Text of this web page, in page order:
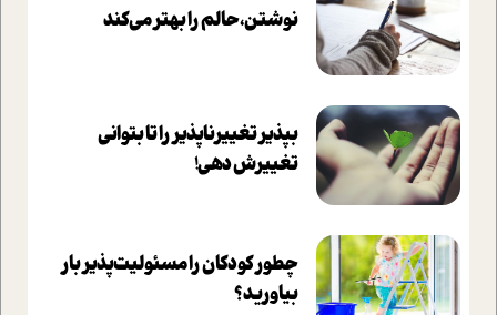
نوشتن، حالم را بهتر می‌کند
بپذير تغييرناپذير را تا بتواني
تغييرش دهي!‏
چطور کودکان را مسئولیت‌پذیر بار
بیاورید؟